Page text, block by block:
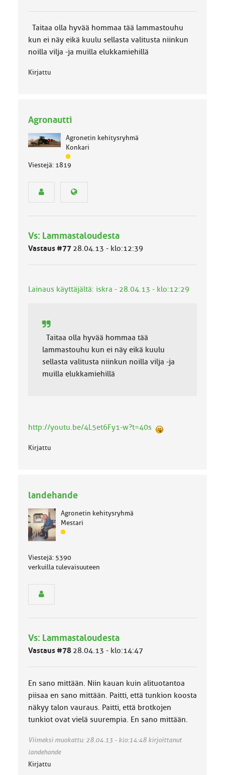
k
a
Taitaa olla hyvää hommaa tää lammastouhu
kun ei näy eikä kuulu sellasta valitusta niinkun
noilla vilja -ja muilla elukkamiehillä
Kirjattu
Agronautti
Agronetin kehitysryhmä
Konkari
J
ä
m
ä
k
Viestejä: 1819
Vs: Lammastaloudesta
Vastaus #77 28.04.13 - klo:12:39
Lainaus käyttäjältä: iskra - 28.04.13 - klo:12:29
Taitaa olla hyvää hommaa tää
lammastouhu kun ei näy eikä kuulu
sellasta valitusta niinkun noilla vilja -ja
muilla elukkamiehillä
http://youtu.be/4L5et6Fy1-w?t=40s
Kirjattu
landehande
Agronetin kehitysryhmä
Mestari
J
e
u
o
:
Viestejä: 5390
verkuilla tulevaisuuteen
Vs: Lammastaloudesta
Vastaus #78 28.04.13 - klo:14:47
En sano mittään. Niin kauan kuin alituotantoa
piisaa en sano mittään. Paitti, että tunkion koosta
näkyy talon vauraus. Paitti, että brotkojen
tunkiot ovat vielä suurempia. En sano mittään.
Viimeksi muokattu: 28.04.13 - klo:14:48 kirjoittanut
landehande
Kirjattu